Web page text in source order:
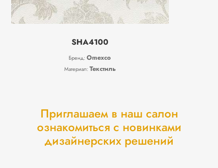
SHA4100
Бренд:Omexco
Материал: Текстиль
Приглашаем в наш салон
ознакомиться с новинками
дизайнерских решений